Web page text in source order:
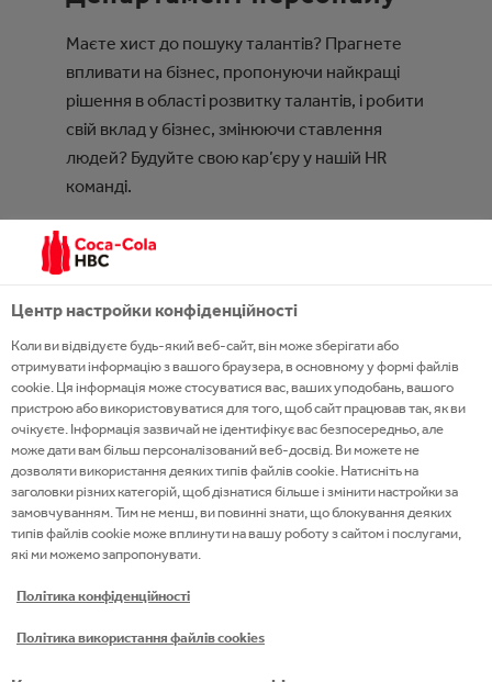
Маєте хист до пошуку талантів? Прагнете
впливати на бізнес, пропонуючи найкращі
рішення в області розвитку талантів, і робити
свій вклад у бізнес, змінюючи ставлення
людей? Будуйте свою кар’єру у нашій HR
команді.
ПОДАТИ ЗАЯВКУ
Центр настройки конфіденційності
Коли ви відвідуєте будь-який веб-сайт, він може зберігати або
отримувати інформацію з вашого браузера, в основному у формі файлів
cookie. Ця інформація може стосуватися вас, ваших уподобань, вашого
пристрою або використовуватися для того, щоб сайт працював так, як ви
очікуєте. Інформація зазвичай не ідентифікує вас безпосередньо, але
може дати вам більш персоналізований веб-досвід. Ви можете не
дозволяти використання деяких типів файлів cookie. Натисніть на
заголовки різних категорій, щоб дізнатися більше і змінити настройки за
замовчуванням. Тим не менш, ви повинні знати, що блокування деяких
типів файлів cookie може вплинути на вашу роботу з сайтом і послугами,
які ми можемо запропонувати.
Політика конфіденційності
Політика використання файлів cookies